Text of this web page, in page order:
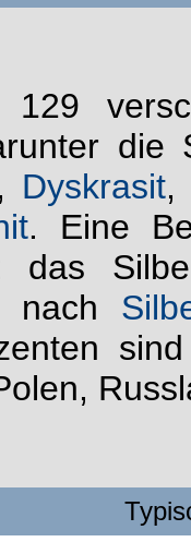
129
die
, Dyskrasit,
. Eine
nach